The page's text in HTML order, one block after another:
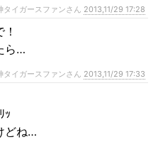
イガースファンさん 2013,11/29 17:28
ら…
イガースファンさん 2013,11/29 17:33
ｯ
どね…